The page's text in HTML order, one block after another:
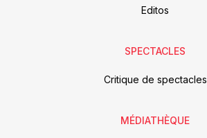
Editos
SPECTACLES
Critique de spectacles
MÉDIATHÈQUE